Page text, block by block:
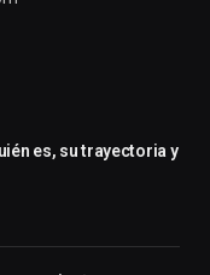
es, su trayectoria y